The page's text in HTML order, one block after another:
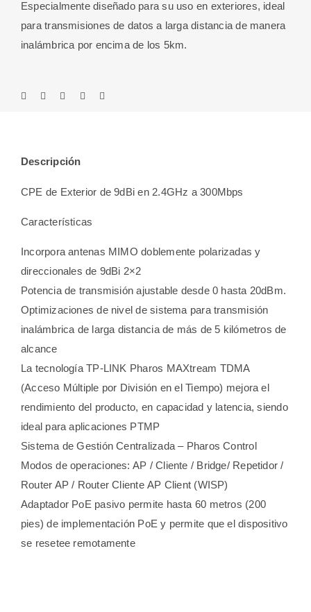
Especialmente diseñado para su uso en exteriores, ideal
para transmisiones de datos a larga distancia de manera
inalámbrica por encima de los 5km.
Descripción
CPE de Exterior de 9dBi en 2.4GHz a 300Mbps
Características
Incorpora antenas MIMO doblemente polarizadas y
direccionales de 9dBi 2×2
Potencia de transmisión ajustable desde 0 hasta 20dBm.
Optimizaciones de nivel de sistema para transmisión
inalámbrica de larga distancia de más de 5 kilómetros de
alcance
La tecnología TP-LINK Pharos MAXtream TDMA
(Acceso Múltiple por División en el Tiempo) mejora el
rendimiento del producto, en capacidad y latencia, siendo
ideal para aplicaciones PTMP
Sistema de Gestión Centralizada – Pharos Control
Modos de operaciones: AP / Cliente / Bridge/ Repetidor /
Router AP / Router Cliente AP Client (WISP)
Adaptador PoE pasivo permite hasta 60 metros (200
pies) de implementación PoE y permite que el dispositivo
se resetee remotamente